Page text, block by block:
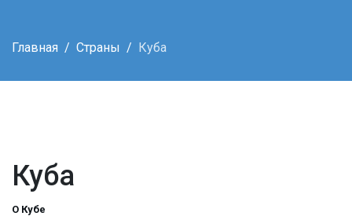
Главная Страны Куба
Куба
О Кубе